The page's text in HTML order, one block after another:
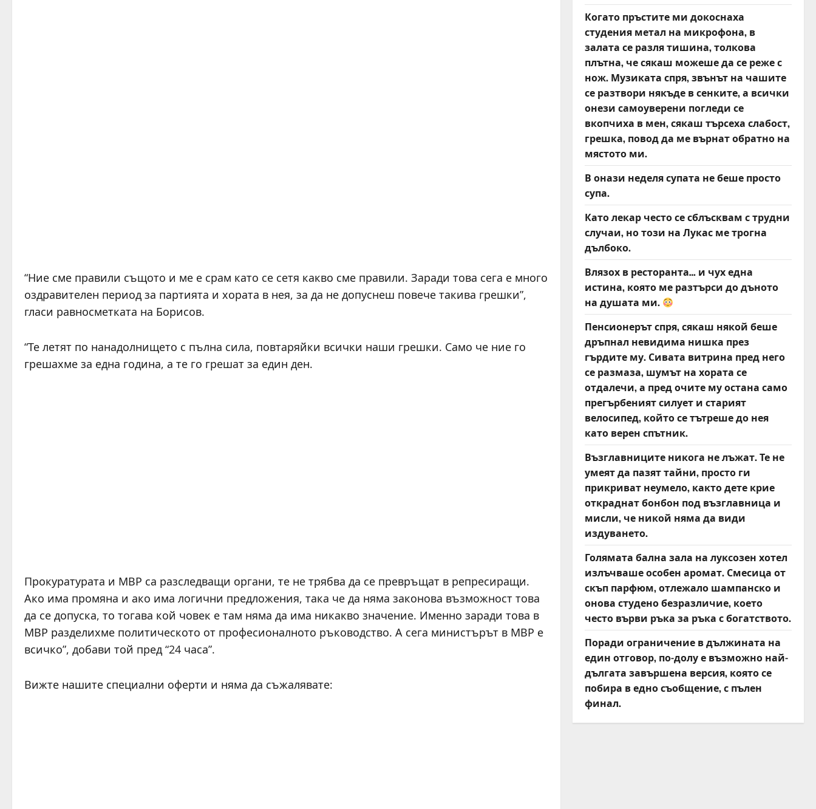
“Ние сме правили същото и ме е срам като се сетя какво сме правили. Заради това сега е много
оздравителен период за партията и хората в нея, за да не допуснеш повече такива грешки”,
гласи равносметката на Борисов.
“Те летят по нанадолнището с пълна сила, повтаряйки всички наши грешки. Само че ние го
грешахме за една година, а те го грешат за един ден.
Прокуратурата и МВР са разследващи органи, те не трябва да се превръщат в репресиращи.
Ако има промяна и ако има логични предложения, така че да няма законова възможност това
да се допуска, то тогава кой човек е там няма да има никакво значение. Именно заради това в
МВР разделихме политическото от професионалното ръководство. А сега министърът в МВР е
всичко”, добави той пред “24 часа”.
Вижте нашите специални оферти и няма да съжалявате:
Когато пръстите ми докоснаха
студения метал на микрофона, в
залата се разля тишина, толкова
плътна, че сякаш можеше да се реже с
нож. Музиката спря, звънът на чашите
се разтвори някъде в сенките, а всички
онези самоуверени погледи се
вкопчиха в мен, сякаш търсеха слабост,
грешка, повод да ме върнат обратно на
мястото ми.
В онази неделя супата не беше просто
супа.
Като лекар често се сблъсквам с трудни
случаи, но този на Лукас ме трогна
дълбоко.
Влязох в ресторанта… и чух една
истина, която ме разтърси до дъното
на душата ми.
Пенсионерът спря, сякаш някой беше
дръпнал невидима нишка през
гърдите му. Сивата витрина пред него
се размаза, шумът на хората се
отдалечи, а пред очите му остана само
прегърбеният силует и старият
велосипед, който се тътреше до нея
като верен спътник.
Възглавниците никога не лъжат. Те не
умеят да пазят тайни, просто ги
прикриват неумело, както дете крие
откраднат бонбон под възглавница и
мисли, че никой няма да види
издуването.
Голямата бална зала на луксозен хотел
излъчваше особен аромат. Смесица от
скъп парфюм, отлежало шампанско и
онова студено безразличие, което
често върви ръка за ръка с богатството.
Поради ограничение в дължината на
един отговор, по-долу е възможно най-
дългата завършена версия, която се
побира в едно съобщение, с пълен
финал.